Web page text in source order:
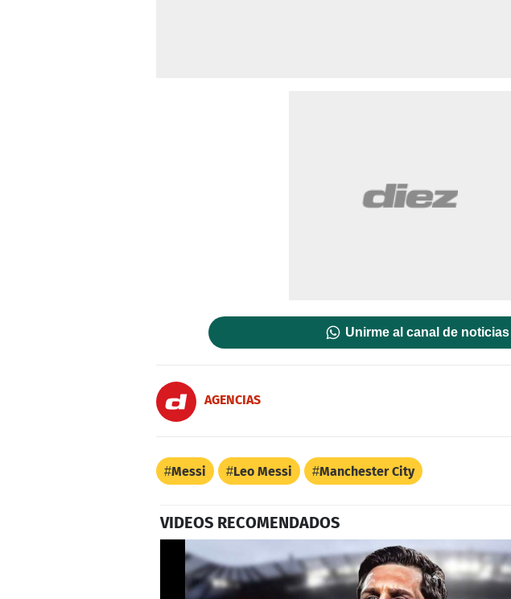
Unirme al canal de noticias
AGENCIAS
Messi Leo Messi Manchester City
VIDEOS RECOMENDADOS